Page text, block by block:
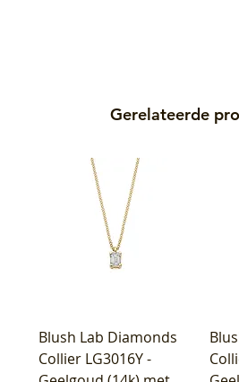
Gerelateerde
Blush Lab Diamonds
Collier LG3016Y -